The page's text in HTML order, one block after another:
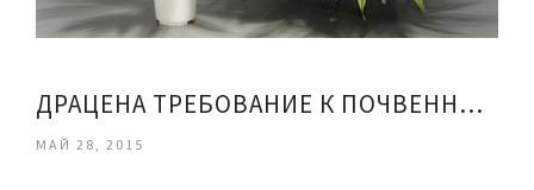
ДРАЦЕНА ТРЕБОВАНИЕ К ПОЧВЕННОЙ СМЕСИ
МАЙ 28, 2015